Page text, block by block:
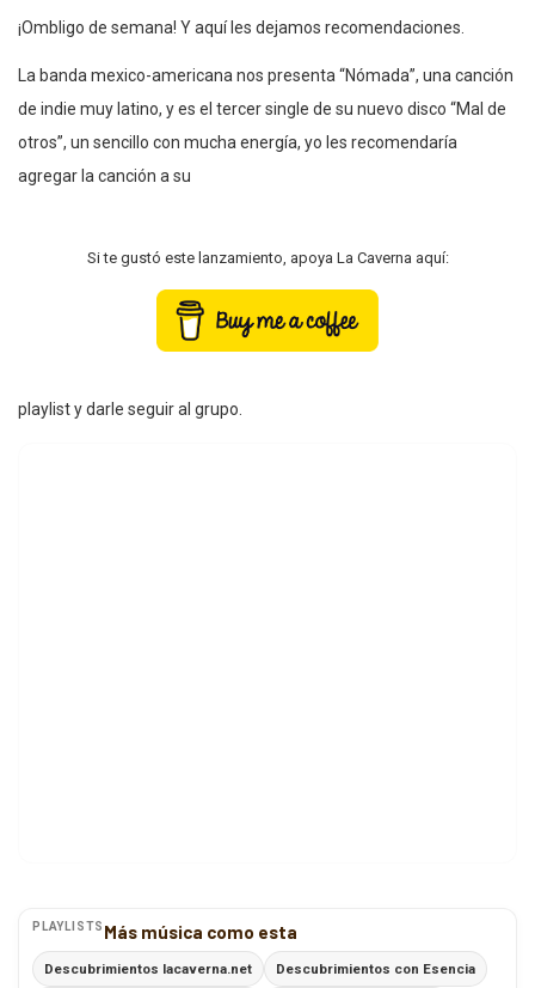
¡Ombligo de semana! Y aquí les dejamos recomendaciones.
La banda mexico-americana nos presenta “Nómada”, una canción
de indie muy latino, y es el tercer single de su nuevo disco “Mal de
otros”, un sencillo con mucha energía, yo les recomendaría
agregar la canción a su
Si te gustó este lanzamiento, apoya La Caverna aquí:
playlist y darle seguir al grupo.
PLAYLISTS Más música como esta
Descubrimientos lacaverna.net Descubrimientos con Esencia